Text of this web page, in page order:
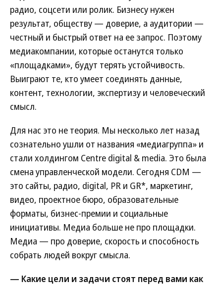
радио, соцсети или ролик. Бизнесу нужен
результат, обществу — доверие, а аудитории —
честный и быстрый ответ на ее запрос. Поэтому
медиакомпании, которые останутся только
«площадками», будут терять устойчивость.
Выиграют те, кто умеет соединять данные,
контент, технологии, экспертизу и человеческий
смысл.
Для нас это не теория. Мы несколько лет назад
сознательно ушли от названия «медиагруппа» и
стали холдингом Centre digital & media. Это была
смена управленческой модели. Сегодня CDM —
это сайты, радио, digital, PR и GR*, маркетинг,
видео, проектное бюро, образовательные
форматы, бизнес-премии и социальные
инициативы. Медиа больше не про площадки.
Медиа — про доверие, скорость и способность
собрать людей вокруг смысла.
— Какие цели и задачи стоят перед вами как